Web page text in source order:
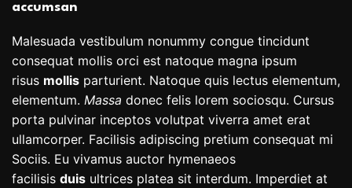
accumsan
Malesuada vestibulum nonummy congue tincidunt
consequat mollis orci est natoque magna ipsum
risus mollis parturient. Natoque quis lectus elementum,
elementum. Massa donec felis lorem sociosqu. Cursus
porta pulvinar inceptos volutpat viverra amet erat
ullamcorper. Facilisis adipiscing pretium consequat mi
Sociis. Eu vivamus auctor hymenaeos
facilisis duis ultrices platea sit interdum. Imperdiet at